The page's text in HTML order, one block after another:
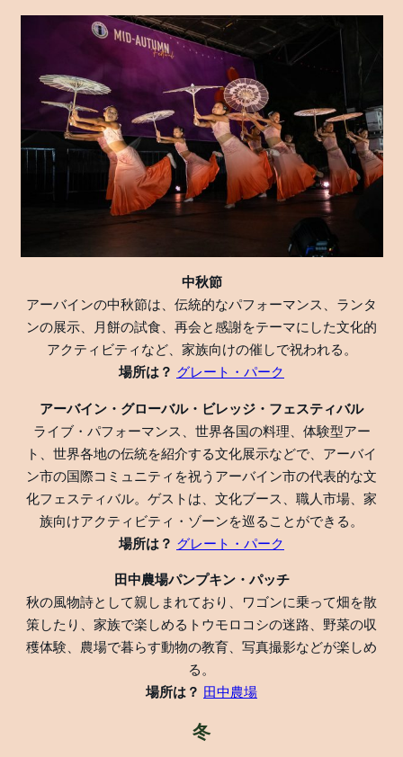
中秋節
アーバインの中秋節は、伝統的なパフォーマンス、ランタ
ンの展示、月餅の試食、再会と感謝をテーマにした文化的
アクティビティなど、家族向けの催しで祝われる。
場所は？ グレート・パーク
アーバイン・グローバル・ビレッジ・フェスティバル
ライブ・パフォーマンス、世界各国の料理、体験型アー
ト、世界各地の伝統を紹介する文化展示などで、アーバイ
ン市の国際コミュニティを祝うアーバイン市の代表的な文
化フェスティバル。ゲストは、文化ブース、職人市場、家
族向けアクティビティ・ゾーンを巡ることができる。
場所は？ グレート・パーク
田中農場パンプキン・パッチ
秋の風物詩として親しまれており、ワゴンに乗って畑を散
策したり、家族で楽しめるトウモロコシの迷路、野菜の収
穫体験、農場で暮らす動物の教育、写真撮影などが楽しめ
る。
場所は？ 田中農場
冬